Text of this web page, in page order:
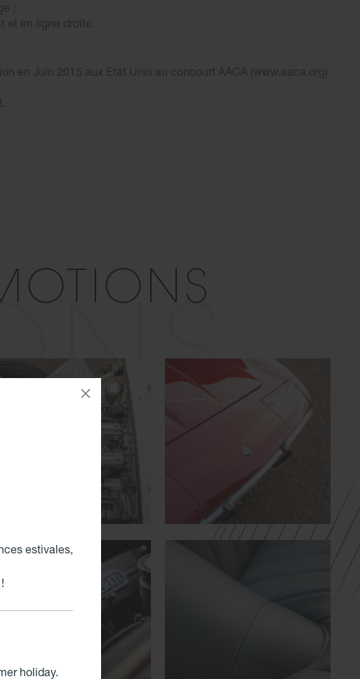
:
et en ligne droite.
en Juin 2015 aux Etat Unis au concourt AACA (www.aaca.org)
estivales,
holiday.